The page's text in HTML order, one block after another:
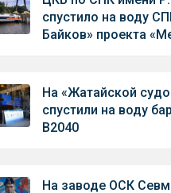
спустило на воду
Байков» проекта
На «Жатайской
спустили на воду
В2040
На заводе ОСК